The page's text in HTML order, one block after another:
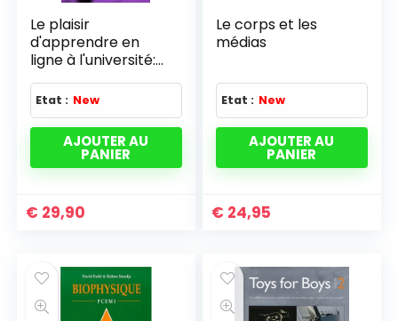
Le plaisir
d'apprendre en
ligne à l'université:
Implication et
pédagogie (2009)
Etat : New
AJOUTER AU
PANIER
€ 29,90
Le corps et les
médias
Etat : New
AJOUTER AU
PANIER
€ 24,95